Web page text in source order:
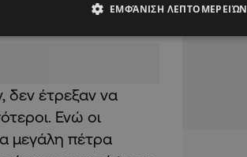
δεν έτρεξαν να
Ενώ οι
μεγάλη πέτρα
ΕΜΦΆΝΙΣΗ ΛΕΠΤΟΜΕΡΕΙΏΝ